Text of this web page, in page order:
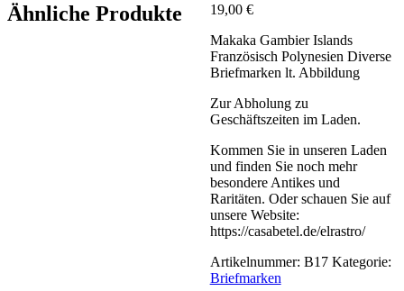
19,00 €
Makaka Gambier Islands
Französisch Polynesien Diverse
Briefmarken lt. Abbildung
Zur Abholung zu
Geschäftszeiten im Laden.
Kommen Sie in unseren Laden
und finden Sie noch mehr
besondere Antikes und
Raritäten. Oder schauen Sie auf
unsere Website:
https://casabetel.de/elrastro/
Artikelnummer: B17 Kategorie:
Briefmarken
Ähnliche Produkte